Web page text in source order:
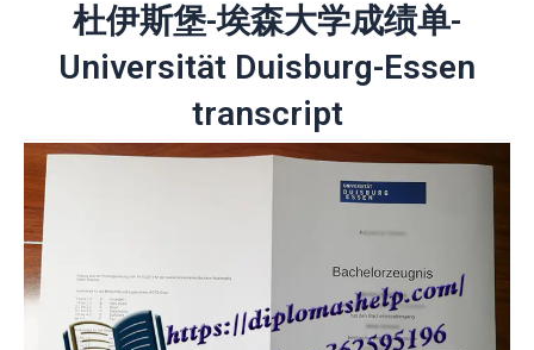
杜伊斯堡-埃森大学成绩单-
Universität Duisburg-Essen
transcript